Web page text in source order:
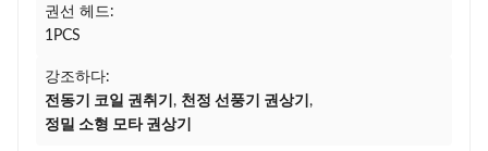
권선 헤드:
1PCS
강조하다:
전동기 코일 권취기 , 천정 선풍기 권상기 ,
정밀 소형 모타 권상기